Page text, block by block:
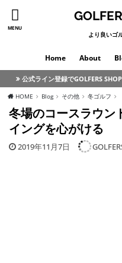
MENU
より良いゴ
Home About
公式ライン登録でGOLFERS
HOME Blog その他 冬ゴルフ
冬場のコースラウン
イングを心がける
2019年11月7日